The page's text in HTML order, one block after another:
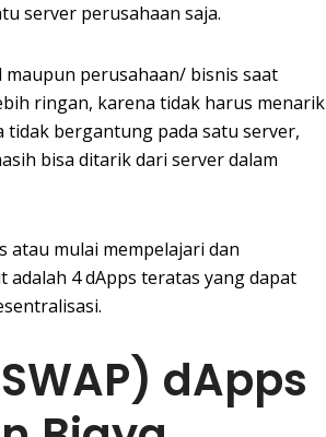
server perusahaan saja.
perusahaan/ bisnis saat
ringan, karena tidak harus menarik
tidak bergantung pada satu server,
bisa ditarik dari server dalam
atau mulai mempelajari dan
4 dApps teratas yang dapat
dApps